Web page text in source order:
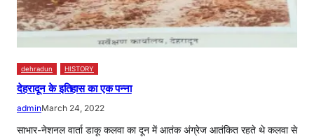
dehradun HISTORY
देहरादून के इतिहास का एक पन्ना
adminMarch 24, 2022
साभार-नेशनल वार्ता डाकू कलवा का दून में आतंक अंग्रेज आतंकित रहते थे कलवा से